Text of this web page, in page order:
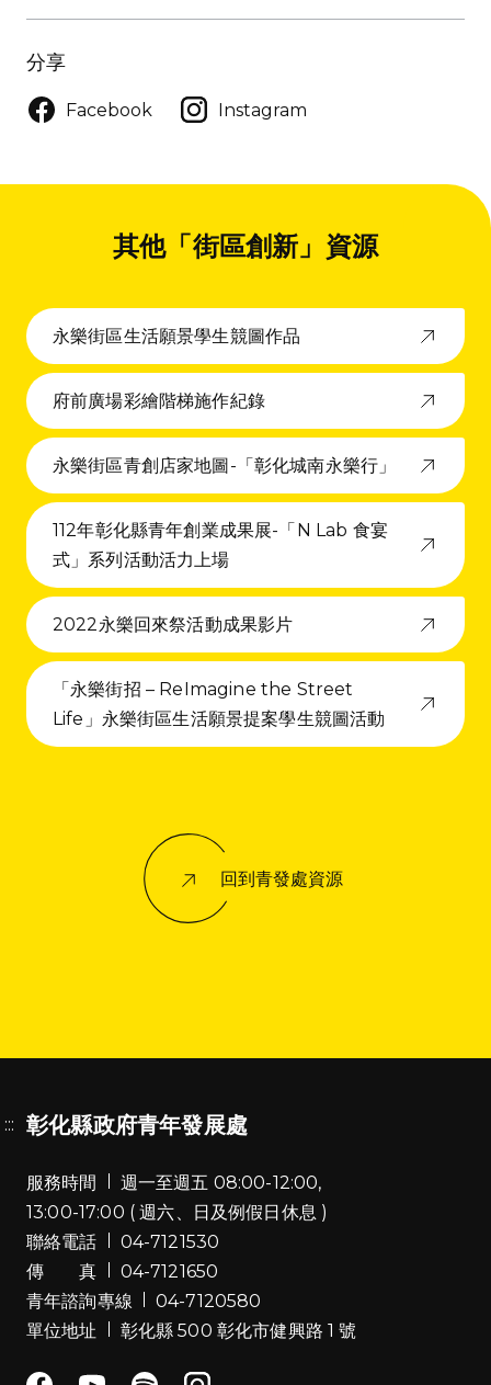
分享
Facebook Instagram
其他「街區創新」資源
永樂街區生活願景學生競圖作品
府前廣場彩繪階梯施作紀錄
永樂街區青創店家地圖-「彰化城南永樂行」
112年彰化縣青年創業成果展-「N Lab 食宴
式」系列活動活力上場
2022永樂回來祭活動成果影片
「永樂街招 – ReImagine the Street
Life」永樂街區生活願景提案學生競圖活動
回到青發處資源
彰化縣政府青年發展處
:::
服務時間
週一至週五 08:00-12:00,
13:00-17:00 ( 週六、日及例假日休息 )
聯絡電話
04-7121530
傳 真
04-7121650
青年諮詢專線
04-7120580
單位地址
彰化縣 500 彰化市健興路 1 號